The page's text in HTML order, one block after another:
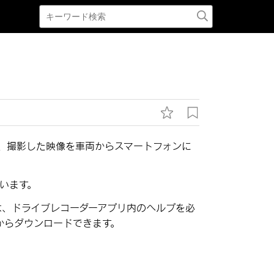
撮影した映像を車両からスマートフォンに
ます。
ドライブレコーダーアプリ内のヘルプを必
ダウンロードできます。